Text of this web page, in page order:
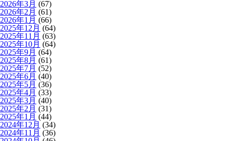
2026年3月 (67)
2026年2月 (61)
2026年1月 (66)
2025年12月 (64)
2025年11月 (63)
2025年10月 (64)
2025年9月 (64)
2025年8月 (61)
2025年7月 (52)
2025年6月 (40)
2025年5月 (36)
2025年4月 (33)
2025年3月 (40)
2025年2月 (31)
2025年1月 (44)
2024年12月 (34)
2024年11月 (36)